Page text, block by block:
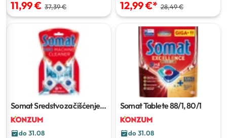
11,99 € 37,39 € 12,99 €* 28,49 €
Somat Sredstvo za čišćenje
perilice posuđa
750ml
do 31.08
Somat Tablete88/1, 80/1
do 31.08